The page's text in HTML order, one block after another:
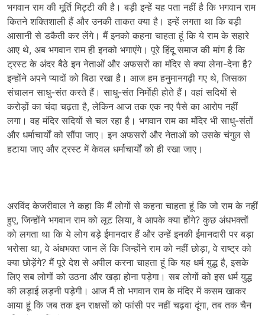
भगवान राम की मूर्ति मिट्टी की है। बड़ी इन्हें यह पता नहीं है कि भगवान राम
कितने शक्तिशाली हैं और उनकी ताकत क्या है। इन्हें लगता था कि बड़ी
आसानी से डकैती कर लेंगे। मैं इनको कहना चाहता हूं कि ये राम के सहारे
आए थे, अब भगवान राम ही इनको भगाएंगे। पूरे हिंदू समाज की मांग है कि
ट्रस्ट के अंदर बैठे इन नेताओं और अफसरों का मंदिर से क्या लेना-देना है?
इन्होंने अपने प्यादों को बिठा रखा है। आज हम हनुमानगढ़ी गए थे, जिसका
संचालन साधु-संत करते हैं। साधु-संत निर्माेही होते हैं। वहां सदियों से
करोड़ों का चंदा चढ़ता है, लेकिन आज तक एक नए पैसे का आरोप नहीं
लगा। वह मंदिर सदियों से चल रहा है। भगवान राम का मंदिर भी साधु-संतों
और धर्माचार्यों को सौंपा जाए। इन अफसरों और नेताओं को उसके चंगुल से
हटाया जाए और ट्रस्ट में केवल धर्माचार्यों को ही रखा जाए।
अरविंद केजरीवाल ने कहा कि मैं लोगों से कहना चाहता हूं कि जो राम के नहीं
हुए, जिन्होंने भगवान राम को लूट लिया, वे आपके क्या होंगे? कुछ अंधभक्तों
को लगता था कि ये लोग बड़े ईमानदार हैं और उन्हें इनकी ईमानदारी पर बड़ा
भरोसा था, वे अंधभक्त जान लें कि जिन्होंने राम को नहीं छोड़ा, वे राष्ट्र को
क्या छोड़ेंगे? मैं पूरे देश से अपील करना चाहता हूं कि यह धर्म युद्ध है, इसके
लिए सब लोगों को उठना और खड़ा होना पड़ेगा। सब लोगों को इस धर्म युद्ध
की लड़ाई लड़नी पड़ेगी। आज मैं तो भगवान राम के मंदिर में कसम खाकर
आया हूं कि जब तक इन राक्षसों को फांसी पर नहीं चढ़वा दूंगा, तब तक चैन